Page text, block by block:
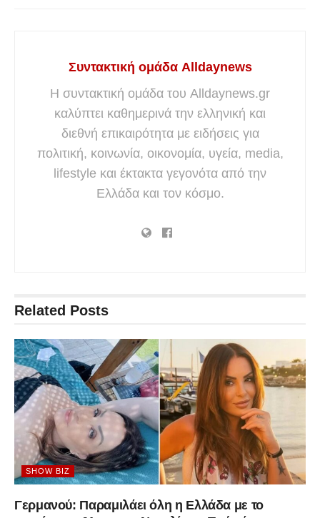
Συντακτική ομάδα Alldaynews
Η συντακτική ομάδα του Alldaynews.gr
καλύπτει καθημερινά την ελληνική και
διεθνή επικαιρότητα με ειδήσεις για
πολιτική, κοινωνία, οικονομία, υγεία, media,
lifestyle και έκτακτα γεγονότα από την
Ελλάδα και τον κόσμο.
Related Posts
SHOW BIZ
Γερμανού: Παραμιλάει όλη η Ελλάδα με το